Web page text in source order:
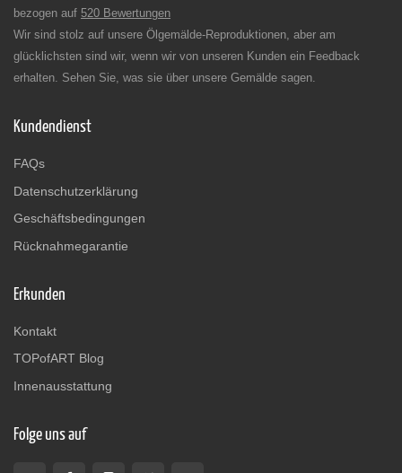
bezogen auf 520 Bewertungen
Wir sind stolz auf unsere Ölgemälde-Reproduktionen, aber am
glücklichsten sind wir, wenn wir von unseren Kunden ein Feedback
erhalten. Sehen Sie, was sie über unsere Gemälde sagen.
Kundendienst
FAQs
Datenschutzerklärung
Geschäftsbedingungen
Rücknahmegarantie
Erkunden
Kontakt
TOPofART Blog
Innenausstattung
Folge uns auf